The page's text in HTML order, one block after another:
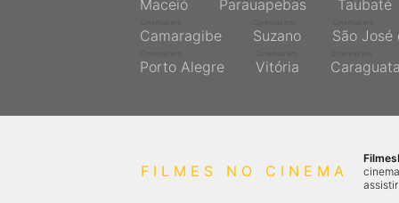
Maceió Parauapebas Taubaté
Camaragibe Suzano São José
Porto Alegre Vitória
FILMES NO CINEMA